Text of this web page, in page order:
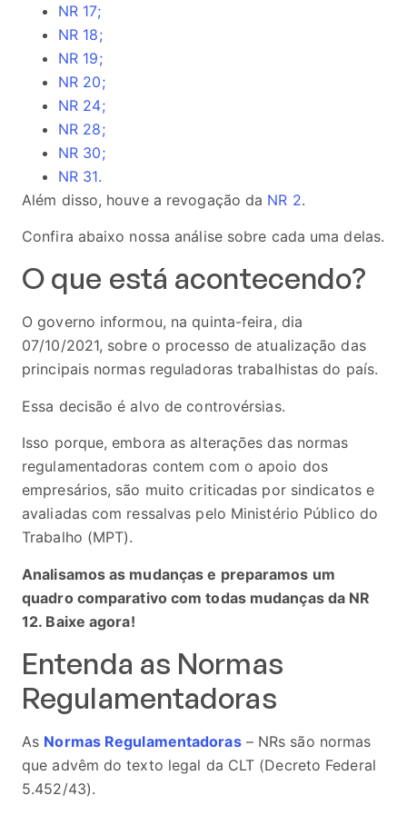
NR 17;
NR 18;
NR 19;
NR 20;
NR 24;
NR 28;
NR 30;
NR 31.
Além disso, houve a revogação da NR 2.
Confira abaixo nossa análise sobre cada uma delas.
O que está acontecendo?
O governo informou, na quinta-feira, dia
07/10/2021, sobre o processo de atualização das
principais normas reguladoras trabalhistas do país.
Essa decisão é alvo de controvérsias.
Isso porque, embora as alterações das normas
regulamentadoras contem com o apoio dos
empresários, são muito criticadas por sindicatos e
avaliadas com ressalvas pelo Ministério Público do
Trabalho (MPT).
Analisamos as mudanças e preparamos um
quadro comparativo com todas mudanças da NR
12. Baixe agora!
Entenda as Normas
Regulamentadoras
As Normas Regulamentadoras– NRs são normas
que advêm do texto legal da CLT (Decreto Federal
5.452/43).